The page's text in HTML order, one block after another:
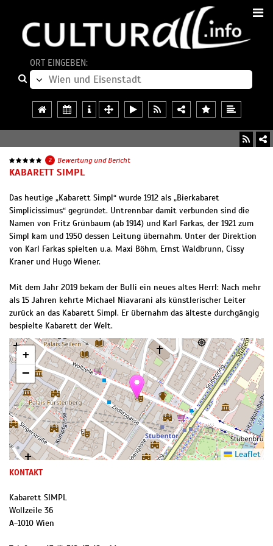
ORT EINGEBEN:
2 Bewertung und Bericht
KABARETT SIMPL
Das heutige „Kabarett Simpl“ wurde 1912 als „Bierkabaret
Simplicissimus“ gegründet. Untrennbar damit verbunden sind die
Namen von Fritz Grünbaum (ab 1914) und Karl Farkas, der 1921 zum
Simpl kam und 1950 dessen Leitung übernahm. Unter der Direktion
von Karl Farkas spielten u.a. Maxi Böhm, Ernst Waldbrunn, Cissy
Kraner und Hugo Wiener.
Mit dem Jahr 2019 bekam der Bulli ein neues altes Herrl: Nach mehr
als 15 Jahren kehrte Michael Niavarani als künstlerischer Leiter
zurück an das Kabarett Simpl. Er übernahm das älteste durchgängig
bespielte Kabarett der Welt.
+
−
Leaflet
KONTAKT
Kabarett SIMPL
Wollzeile 36
A-1010 Wien